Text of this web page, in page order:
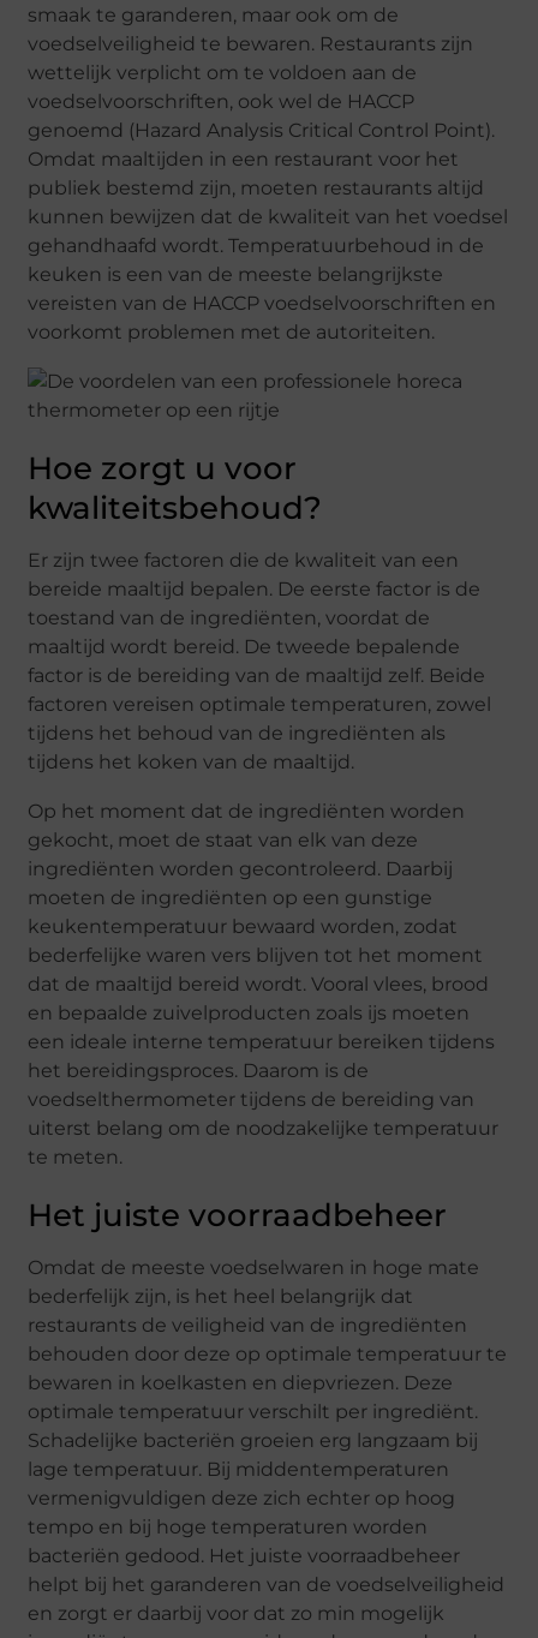
smaak te garanderen, maar ook om de
voedselveiligheid te bewaren. Restaurants zijn
wettelijk verplicht om te voldoen aan de
voedselvoorschriften, ook wel de HACCP
genoemd (Hazard Analysis Critical Control Point).
Omdat maaltijden in een restaurant voor het
publiek bestemd zijn, moeten restaurants altijd
kunnen bewijzen dat de kwaliteit van het voedsel
gehandhaafd wordt. Temperatuurbehoud in de
keuken is een van de meeste belangrijkste
vereisten van de HACCP voedselvoorschriften en
voorkomt problemen met de autoriteiten.
Hoe zorgt u voor
kwaliteitsbehoud?
Er zijn twee factoren die de kwaliteit van een
bereide maaltijd bepalen. De eerste factor is de
toestand van de ingrediënten, voordat de
maaltijd wordt bereid. De tweede bepalende
factor is de bereiding van de maaltijd zelf. Beide
factoren vereisen optimale temperaturen, zowel
tijdens het behoud van de ingrediënten als
tijdens het koken van de maaltijd.
Op het moment dat de ingrediënten worden
gekocht, moet de staat van elk van deze
ingrediënten worden gecontroleerd. Daarbij
moeten de ingrediënten op een gunstige
keukentemperatuur bewaard worden, zodat
bederfelijke waren vers blijven tot het moment
dat de maaltijd bereid wordt. Vooral vlees, brood
en bepaalde zuivelproducten zoals ijs moeten
een ideale interne temperatuur bereiken tijdens
het bereidingsproces. Daarom is de
voedselthermometer tijdens de bereiding van
uiterst belang om de noodzakelijke temperatuur
te meten.
Het juiste voorraadbeheer
Omdat de meeste voedselwaren in hoge mate
bederfelijk zijn, is het heel belangrijk dat
restaurants de veiligheid van de ingrediënten
behouden door deze op optimale temperatuur te
bewaren in koelkasten en diepvriezen. Deze
optimale temperatuur verschilt per ingrediënt.
Schadelijke bacteriën groeien erg langzaam bij
lage temperatuur. Bij middentemperaturen
vermenigvuldigen deze zich echter op hoog
tempo en bij hoge temperaturen worden
bacteriën gedood. Het juiste voorraadbeheer
helpt bij het garanderen van de voedselveiligheid
en zorgt er daarbij voor dat zo min mogelijk